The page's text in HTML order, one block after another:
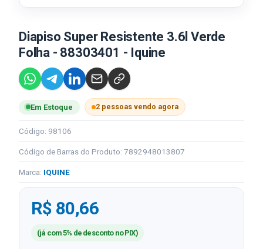
Diapiso Super Resistente 3.6l Verde
Folha - 88303401 - Iquine
Em Estoque 2 pessoas vendo agora
Código: 98106
Código de Barras do Produto: 7892948013807
Marca: IQUINE
R$ 80,66
(já com 5% de desconto no PIX)